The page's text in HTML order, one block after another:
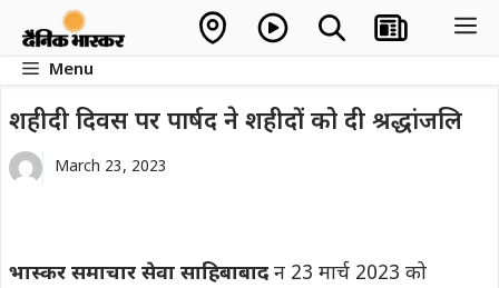
contentMenu
शहीदी दिवस पर पार्षद ने शहीदों को दी श्रद्धांजलि
March 23, 2023
भास्कर समाचार सेवा साहिबाबाद न 23 मार्च 2023 को